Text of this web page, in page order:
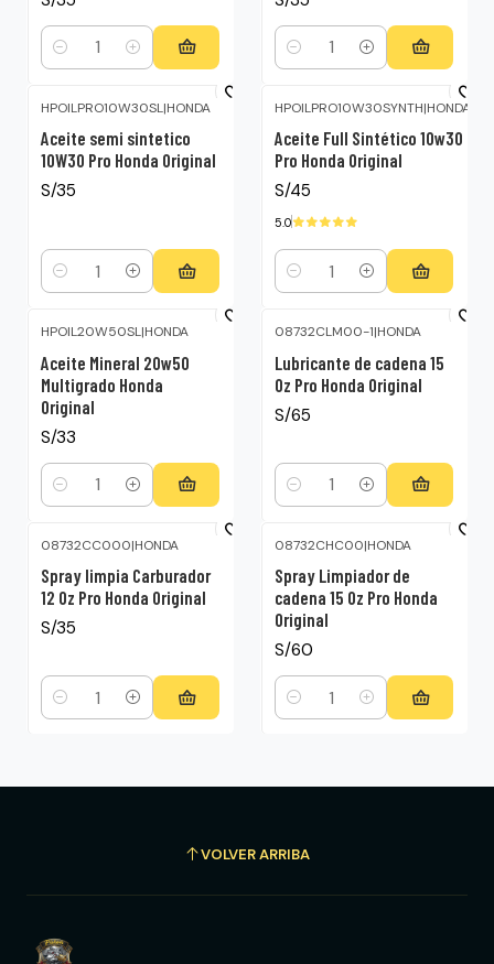
Cantidad Cantidad
HPOILPRO10W30SL|HONDA
Aceite semi sintetico
10W30 Pro Honda Original
S/35
Cantidad
HPOILPRO10W30SYNTH|HONDA
Aceite Full Sintético 10w30
Pro Honda Original
S/45
5.0
Cantidad
HPOIL20W50SL|HONDA
Aceite Mineral 20w50
Multigrado Honda
Original
S/33
Cantidad
08732CLM00-1|HONDA
Lubricante de cadena 15
Oz Pro Honda Original
S/65
Cantidad
08732CC000|HONDA
Spray limpia Carburador
12 Oz Pro Honda Original
S/35
Cantidad
08732CHC00|HONDA
Spray Limpiador de
cadena 15 Oz Pro Honda
Original
S/60
Cantidad
VOLVER ARRIBA